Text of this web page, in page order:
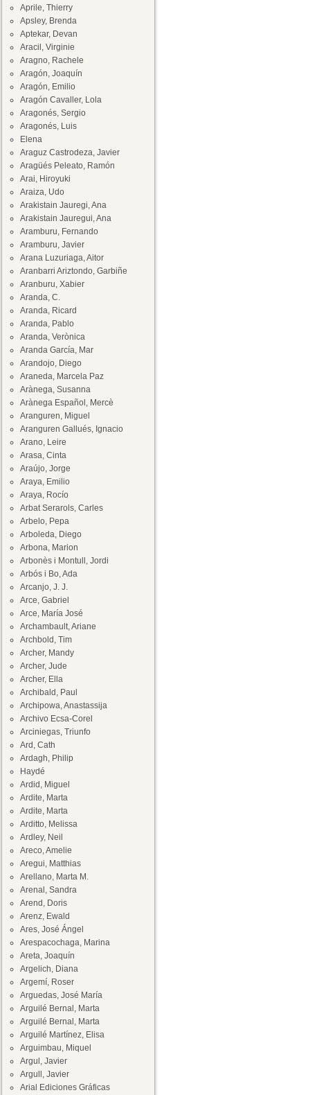
Aprile, Thierry
Apsley, Brenda
Aptekar, Devan
Aracil, Virginie
Aragno, Rachele
Aragón, Joaquín
Aragón, Emilio
Aragón Cavaller, Lola
Aragonés, Sergio
Aragonés, Luis
Elena
Araguz Castrodeza, Javier
Aragüés Peleato, Ramón
Arai, Hiroyuki
Araiza, Udo
Arakistain Jauregi, Ana
Arakistain Jauregui, Ana
Aramburu, Fernando
Aramburu, Javier
Arana Luzuriaga, Aitor
Aranbarri Ariztondo, Garbiñe
Aranburu, Xabier
Aranda, C.
Aranda, Ricard
Aranda, Pablo
Aranda, Verònica
Aranda García, Mar
Arandojo, Diego
Araneda, Marcela Paz
Arànega, Susanna
Arànega Español, Mercè
Aranguren, Miguel
Aranguren Gallués, Ignacio
Arano, Leire
Arasa, Cinta
Araújo, Jorge
Araya, Emilio
Araya, Rocío
Arbat Serarols, Carles
Arbelo, Pepa
Arboleda, Diego
Arbona, Marion
Arbonès i Montull, Jordi
Arbós i Bo, Ada
Arcanjo, J. J.
Arce, Gabriel
Arce, María José
Archambault, Ariane
Archbold, Tim
Archer, Mandy
Archer, Jude
Archer, Ella
Archibald, Paul
Archipowa, Anastassija
Archivo Ecsa-Corel
Arciniegas, Triunfo
Ard, Cath
Ardagh, Philip
Haydé
Ardid, Miguel
Ardite, Marta
Ardite, Marta
Arditto, Melissa
Ardley, Neil
Areco, Amelie
Aregui, Matthias
Arellano, Marta M.
Arenal, Sandra
Arend, Doris
Arenz, Ewald
Ares, José Ángel
Arespacochaga, Marina
Areta, Joaquín
Argelich, Diana
Argemí, Roser
Arguedas, José María
Arguilé Bernal, Marta
Arguilé Bernal, Marta
Arguilé Martínez, Elisa
Arguimbau, Miquel
Argul, Javier
Argull, Javier
Arial Ediciones Gráficas